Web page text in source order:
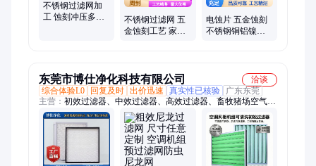
不锈钢过滤网加
工 蚀刻冲压多种
不锈钢过滤网 五
金蚀刻工艺 家电
电蚀片 五金蚀刻
不锈钢铜铝镍多
东莞市博仕净化科技有限公司
洽谈
综合体验L0
回复及时 出价迅速 真实性已核验
广东东莞
主营： 初效过滤器、中效过滤器、高效过滤器、畜牧猪场空气过
滤器、G4初效过滤器、板式初效过滤器、洁净室初效过滤器、
无尘车间初效过滤器、可清洗初效过滤器